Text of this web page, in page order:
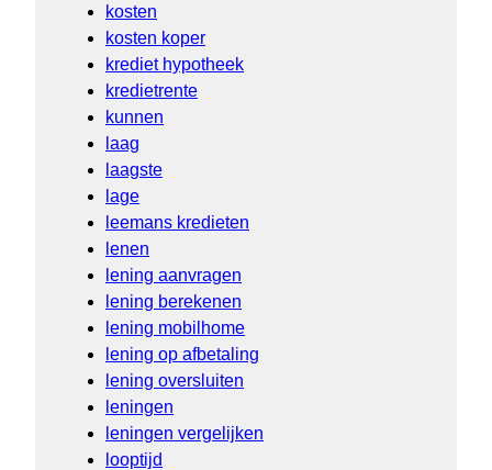
kosten
kosten koper
krediet hypotheek
kredietrente
kunnen
laag
laagste
lage
leemans kredieten
lenen
lening aanvragen
lening berekenen
lening mobilhome
lening op afbetaling
lening oversluiten
leningen
leningen vergelijken
looptijd